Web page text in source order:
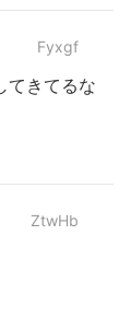
Fyxgf
てきてるな
ZtwHb